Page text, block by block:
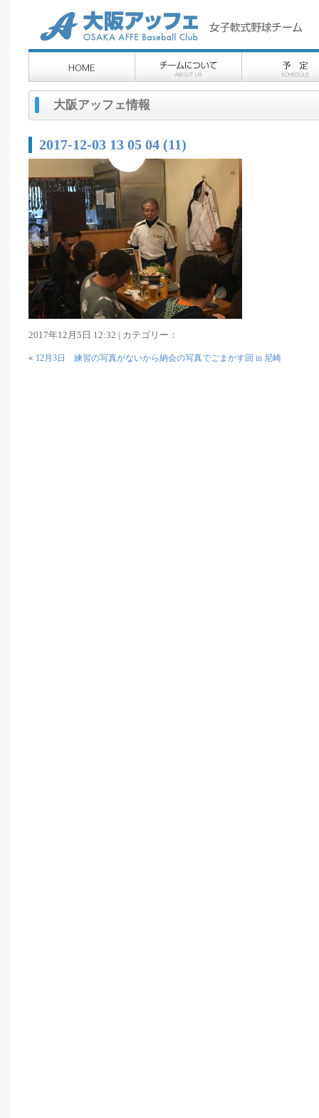
大阪アッフェ情報
2017-12-03 13 05 04 (11)
2017年12月5日 12:32 | カテゴリー：
« 12月3日 練習の写真がないから納会の写真でごまかす回 in 尼崎